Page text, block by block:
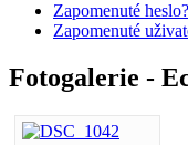
Zapomenuté heslo?
Zapomenuté
Fotogalerie -